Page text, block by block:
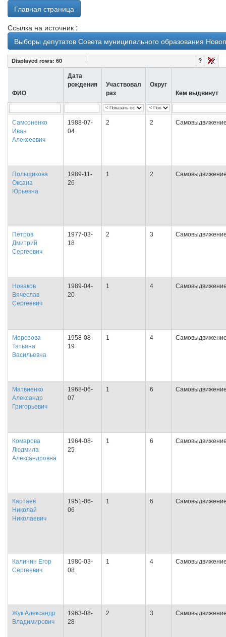
Главная страница
Ссылка на источник :
Выборы депутатов Совета муниципального образования
Displayed rows: 60 ?
ФИО
Дата
рождения
Участвовал
раз
Округ
Кем выдвинут
Самсоненко
Иван
Алексеевич
1988-07-
04
2 2
Польщикова
Оксана
Юрьевна
1989-11-
26
1 2
Петров
Дмитрий
Сергеевич
1977-03-
18
2 3
Новаков
Вячеслав
Сергеевич
1989-04-
20
1 4
Морозова
Татьяна
Васильевна
1958-08-
19
1 4
Матвиенко
Александр
Григорьевич
1968-06-
07
1 6
Комарова
Людмила
Александровна
1964-08-
25
1 6
Картаев
Николай
Николаевич
1951-06-
06
1 6
Калинин Егор
Сергеевич
1980-03-
08
1 4
Жук Александр
Владимирович
1963-08-
28
2 3